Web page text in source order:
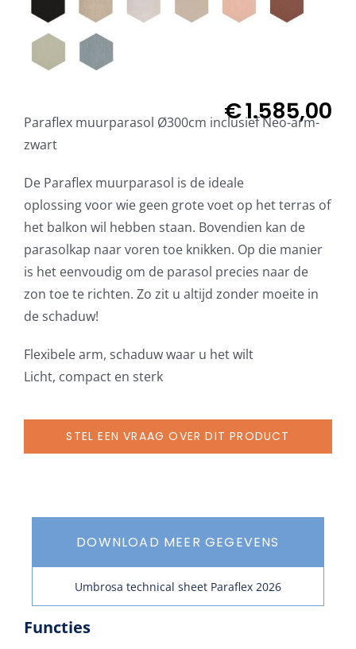
€1.585,00
Paraflex muurparasol Ø300cm inclusief Neo-arm-
zwart
De Paraflex muurparasol is de ideale
oplossing voor wie geen grote voet op het terras of
het balkon wil hebben staan. Bovendien kan de
parasolkap naar voren toe knikken. Op die manier
is het eenvoudig om de parasol precies naar de
zon toe te richten. Zo zit u altijd zonder moeite in
de schaduw!
Flexibele arm, schaduw waar u het wilt
Licht, compact en sterk
STEL EEN VRAAG OVER DIT PRODUCT
DOWNLOAD MEER GEGEVENS
Umbrosa technical sheet Paraflex 2026
Functies